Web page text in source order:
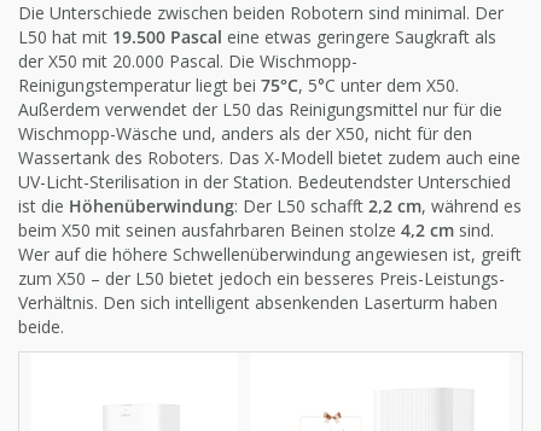
Die Unterschiede zwischen beiden Robotern sind minimal. Der
L50 hat mit 19.500 Pascal eine etwas geringere Saugkraft als
der X50 mit 20.000 Pascal. Die Wischmopp-
Reinigungstemperatur liegt bei 75°C, 5°C unter dem X50.
Außerdem verwendet der L50 das Reinigungsmittel nur für die
Wischmopp-Wäsche und, anders als der X50, nicht für den
Wassertank des Roboters. Das X-Modell bietet zudem auch eine
UV-Licht-Sterilisation in der Station. Bedeutendster Unterschied
ist die Höhenüberwindung: Der L50 schafft 2,2 cm, während es
beim X50 mit seinen ausfahrbaren Beinen stolze 4,2 cm sind.
Wer auf die höhere Schwellenüberwindung angewiesen ist, greift
zum X50 – der L50 bietet jedoch ein besseres Preis-Leistungs-
Verhältnis. Den sich intelligent absenkenden Laserturm haben
beide.